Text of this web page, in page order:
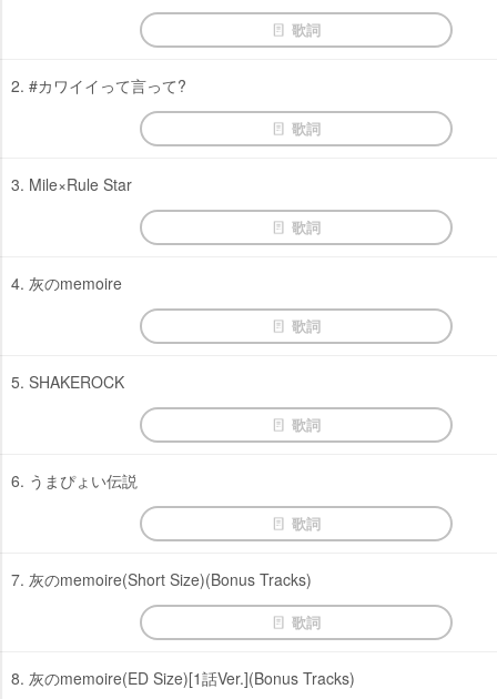
歌詞
2. #カワイイって言って?
歌詞
3. Mile×Rule Star
歌詞
4. 灰のmemoire
歌詞
5. SHAKEROCK
歌詞
6. うまぴょい伝説
歌詞
7. 灰のmemoire(Short Size)(Bonus Tracks)
歌詞
8. 灰のmemoire(ED Size)[1話Ver.](Bonus Tracks)